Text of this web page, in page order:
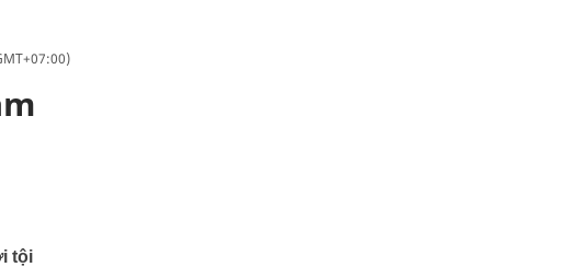
tội